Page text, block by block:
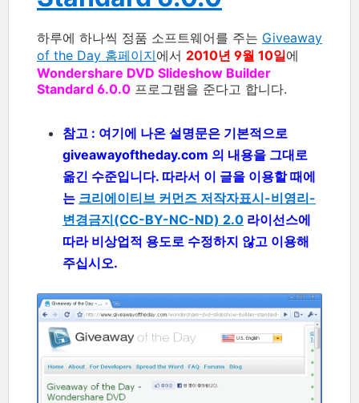
하루에 하나씩 정품 소프트웨어를 주는 Giveaway
of the Day 홈페이지에서 2010년 9월 10일에
Wondershare DVD Slideshow Builder
Standard 6.0.0 프로그램을 준다고 합니다.
참고 : 여기에 나온 설명문은 기본적으로
giveawayoftheday.com 의 내용을 그대로
옮긴 수준입니다. 따라서 이 글을 이용할 때에
는 크리에이티브 커먼즈 저작자표시-비영리-
변경금지(CC-BY-NC-ND) 2.0 라이선스에
따라 비상업적 용도로 수정하지 않고 이용해
주십시오.